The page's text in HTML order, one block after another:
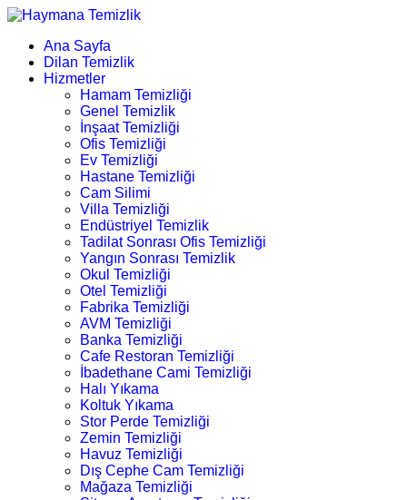
Ana Sayfa
Dilan Temizlik
Hizmetler
Hamam Temizliği
Genel Temizlik
İnşaat Temizliği
Ofis Temizliği
Ev Temizliği
Hastane Temizliği
Cam Silimi
Villa Temizliği
Endüstriyel Temizlik
Tadilat Sonrası Ofis Temizliği
Yangın Sonrası Temizlik
Okul Temizliği
Otel Temizliği
Fabrika Temizliği
AVM Temizliği
Banka Temizliği
Cafe Restoran Temizliği
İbadethane Cami Temizliği
Halı Yıkama
Koltuk Yıkama
Stor Perde Temizliği
Zemin Temizliği
Havuz Temizliği
Dış Cephe Cam Temizliği
Mağaza Temizliği